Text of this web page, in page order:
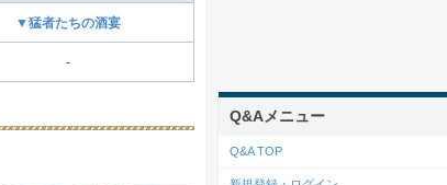
▼猛者たちの酒宴
-
Q&Aメニュー
Q&A TOP